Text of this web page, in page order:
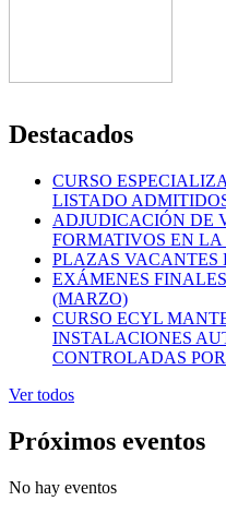
Destacados
CURSO
LISTADO
ADJUDICACIÓN DE
FORMATIVOS EN LA
PLAZAS VACANTES
EXÁMENES
(MARZO)
CURSO ECYL
INSTALACIONES
CONTROLADAS
Ver todos
Próximos eventos
No hay eventos